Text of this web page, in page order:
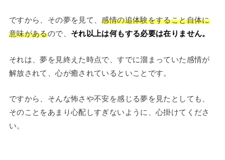
ですから、その夢を見て、感情の追体験をすること自体に
意味があるので、 それ以上は何もする必要は在りません。
それは、夢を見終えた時点で、すでに溜まっていた感情が
解放されて、心が癒されているといことです。
ですから、そんな怖さや不安を感じる夢を見たとしても、
そのことをあまり心配しすぎないように、心掛けてくださ
い。